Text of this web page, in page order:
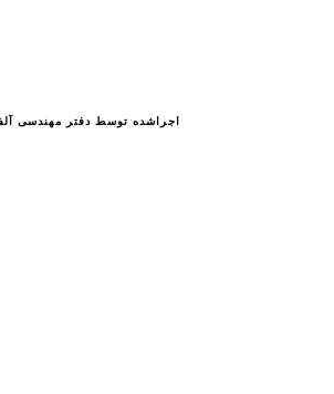
اجراشده توسط دفتر مهندسی